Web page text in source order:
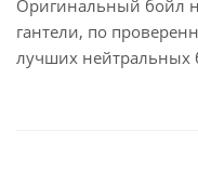
Оригинальный бойл
гантели, по
лучших нейтральных